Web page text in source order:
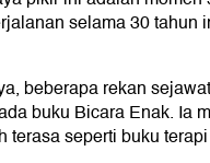
selama 30 tahun
beberapa rekan
buku Bicara Enak. Ia
terasa seperti buku